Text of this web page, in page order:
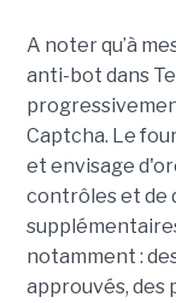
A noter qu’à
anti-bot dans
Captcha. Le
et envisage
contrôles et de
notamment :
approuvés, des